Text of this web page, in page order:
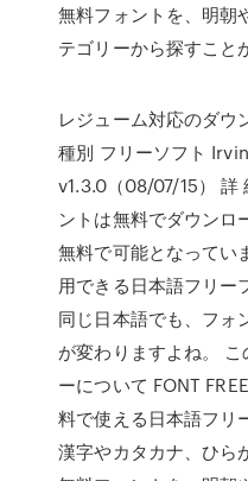
無料フォントを、明朝
テゴリーから探すこと
レジューム対応のダウ
種別 フリーソフト
v1.3.0（08/07/15） 詳
ントは無料でダウンロ
無料で可能となってい
用できる日本語フリー
同じ日本語でも、フォ
が変わりますよね。
ーについて FONT
料で使える日本語フリ
漢字やカタカナ、ひら